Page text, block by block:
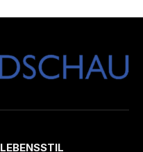
LEBENSSTIL